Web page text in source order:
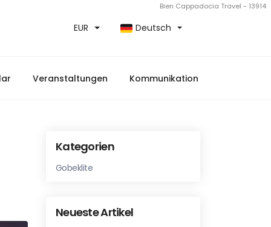
Bien Cappadocia Travel - 13914
EUR Deutsch
Veranstaltungen Kommunikation
Kategorien
Gobeklite
Neueste Artikel